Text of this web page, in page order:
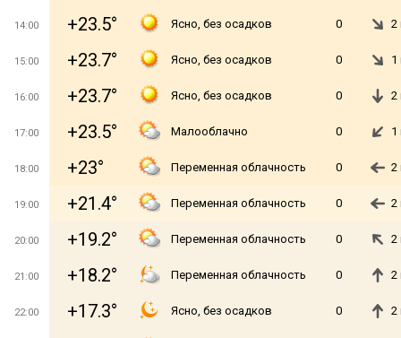
14:00 +23.5° Ясно, без осадков 0 2
15:00 +23.7° Ясно, без осадков 0 1
16:00 +23.7° Ясно, без осадков 0 2
17:00 +23.5° Малооблачно 0 1
18:00 +23° Переменная облачность 0 2
19:00 +21.4° Переменная облачность 0 2
20:00 +19.2° Переменная облачность 0 2
21:00 +18.2° Переменная облачность 0 2
22:00 +17.3° Ясно, без осадков 0 2